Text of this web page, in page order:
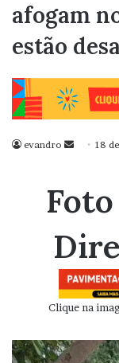
afogam
estão
evandro
Mande
mail
18
Clique na